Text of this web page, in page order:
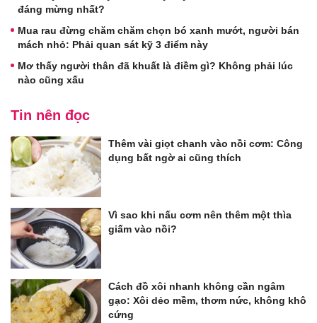
đáng mừng nhất?
Mua rau đừng chăm chăm chọn bó xanh mướt, người bán
mách nhỏ: Phải quan sát kỹ 3 điểm này
Mơ thấy người thân đã khuất là điềm gì? Không phải lúc
nào cũng xấu
Tin nên đọc
Thêm vài giọt chanh vào nồi cơm: Công
dụng bất ngờ ai cũng thích
Vì sao khi nấu cơm nên thêm một thìa
giấm vào nồi?
Cách đồ xôi nhanh không cần ngâm
gạo: Xôi dẻo mềm, thơm nức, không khô
cứng